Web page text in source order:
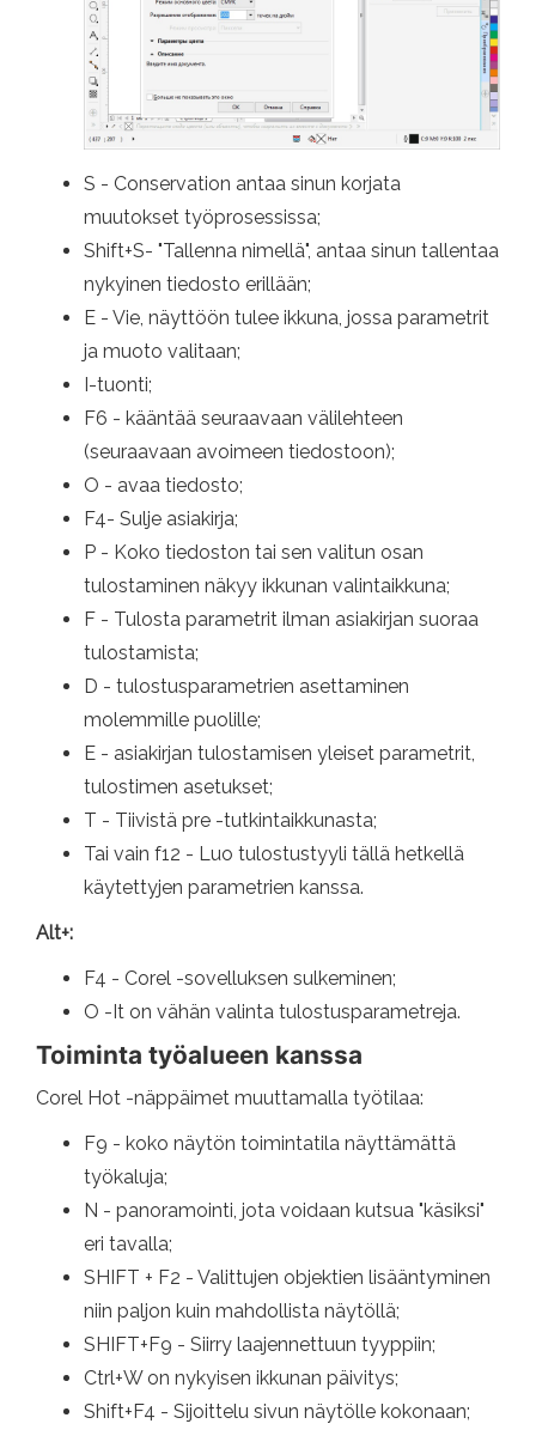
S - Conservation antaa sinun korjata
muutokset työprosessissa;
Shift+S- "Tallenna nimellä", antaa sinun tallentaa
nykyinen tiedosto erillään;
E - Vie, näyttöön tulee ikkuna, jossa parametrit
ja muoto valitaan;
I-tuonti;
F6 - kääntää seuraavaan välilehteen
(seuraavaan avoimeen tiedostoon);
O - avaa tiedosto;
F4- Sulje asiakirja;
P - Koko tiedoston tai sen valitun osan
tulostaminen näkyy ikkunan valintaikkuna;
F - Tulosta parametrit ilman asiakirjan suoraa
tulostamista;
D - tulostusparametrien asettaminen
molemmille puolille;
E - asiakirjan tulostamisen yleiset parametrit,
tulostimen asetukset;
T - Tiivistä pre -tutkintaikkunasta;
Tai vain f12 - Luo tulostustyyli tällä hetkellä
käytettyjen parametrien kanssa.
Alt+:
F4 - Corel -sovelluksen sulkeminen;
O -It on vähän valinta tulostusparametreja.
Toiminta työalueen kanssa
Corel Hot -näppäimet muuttamalla työtilaa:
F9 - koko näytön toimintatila näyttämättä
työkaluja;
N - panoramointi, jota voidaan kutsua "käsiksi"
eri tavalla;
SHIFT + F2 - Valittujen objektien lisääntyminen
niin paljon kuin mahdollista näytöllä;
SHIFT+F9 - Siirry laajennettuun tyyppiin;
Ctrl+W on nykyisen ikkunan päivitys;
Shift+F4 - Sijoittelu sivun näytölle kokonaan;